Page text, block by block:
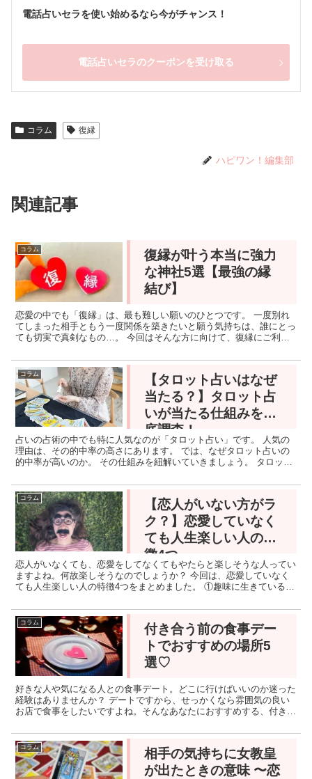
電話占いセラを使い始めるなら今がチャンス！
電話占いセラのクーポンを受け取る
コラム 復縁
ハピワン！編集部
関連記事
コラム
復縁が叶う本当に強力
な神社5選【最強の縁
結び】
恋愛の中でも「復縁」は、最も難しい願いのひとつです。 一度別れ
てしまった相手ともう一度関係を築きたいと願う気持ちは、誰にとっ
ても切実で真剣なもの…。 今回はそんな方に向けて、復縁にご利益
コラム
【タロット占いはなぜ
当たる？】タロット占
いが当たる仕組みを徹
底調査！
占いの占術の中でも特に人気なのが「タロット占い」です。 人気の
理由は、その的中率の高さにあります。 では、なぜタロット占いの
的中率が高いのか。 その仕組みを紐解いていきましょう。 タロット
コラム
【恋人がいない方がラ
ク？】恋愛していなく
ても人生楽しい人の特
徴4つ
恋人がいなくても、恋愛をしてなくてもやたらと楽しそうな人ってい
ますよね。何故楽しそうなのでしょうか？ 今回は、恋愛していなく
ても人生楽しい人の特徴4つをまとめました。 ①趣味に生きている
コラム
付き合う前の食事デー
トでおすすめの場所5
選♡
好きな人や気になる人との食事デート。どこに行けばいいのか迷った
経験はありませんか？ デートですから、せっかくなら雰囲気の良い
お店で食事をしたいですよね。そんなあなたにおすすめする、付き合
コラム
相手の気持ちに女教皇
が出たときの意味 〜恋